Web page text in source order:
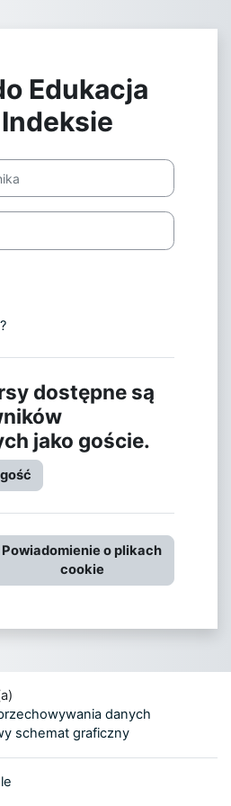
Edukacja
dostępne są
jako goście.
Powiadomienie o plikach
cookie
danych
schemat graficzny